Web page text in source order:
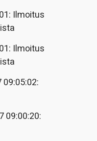
Ilmoitus
Ilmoitus
09:05:02:
09:00:20: